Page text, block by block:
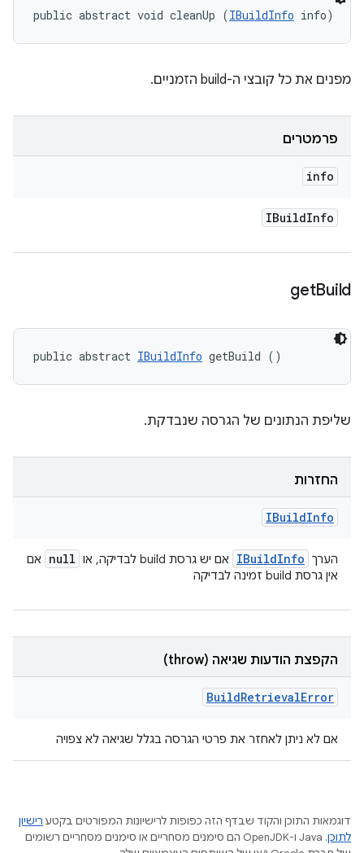
public abstract void cleanUp (IBuildInfo info)
מפנים את כל קובצי ה-build הזמניים.
פרמטרים
info
IBuildInfo
getBuild
public abstract IBuildInfo getBuild ()
שליפת הנתונים של הגרסה שנבדקת.
החזרות
IBuildInfo
הערך IBuildInfo אם יש גרסת build לבדיקה, או null
אם
אין גרסת build זמינה לבדיקה
הקפצת הודעות שגיאה (throw)
BuildRetrievalError
אם לא ניתן לאחזר את פרטי הגרסה בגלל שגיאה לא צפויה
דוגמאות התוכן והקוד שבדף הזה כפופות לרישיונות המפורטים בקטע רישיון
לתוכן
.‏ Java ו-OpenJDK הם סימנים מסחריים או סימנים מסחריים רשומים